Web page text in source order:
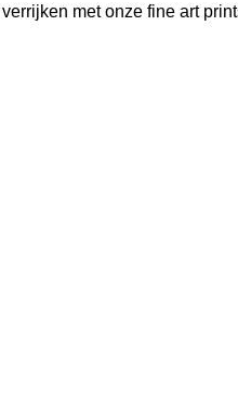
met onze fine art